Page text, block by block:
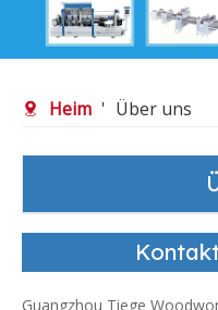
Über uns
Wissen
Kontaktieren Sie uns
Heim ' Über uns
Guangzhou Tiege